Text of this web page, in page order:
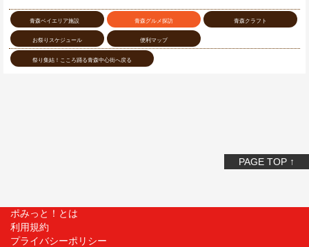
青森ベイエリア施設 青森グルメ探訪 青森クラフト
お祭りスケジュール 便利マップ
祭り集結！こころ踊る青森中心街へ戻る
PAGE TOP ↑
ポみっと！とは
利用規約
プライバシーポリシー